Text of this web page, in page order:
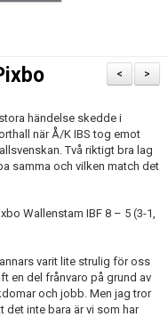
>
<
händelse skedde i
när Å/K IBS tog emot
Två riktigt bra lag
samma och vilken match det
Wallenstam IBF 8 – 5 (3-1,
varit lite strulig för oss
en del frånvaro på grund av
och jobb. Men jag tror
det inte bara är vi som har